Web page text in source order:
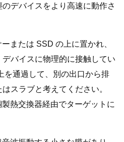
デバイスをより高速に動作さ
または SSD の上に置かれ、
バイスに物理的に接触してい
を通過して、別の出口から排
スラブと考えてください。
熱交換器経由でターゲットに